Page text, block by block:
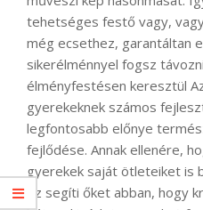
tehetséges festő vagy,
még ecsethez, garantáltan
sikerélménnyel fogsz
élményfestésen keresztül
gyerekeknek számos
legfontosabb előnye
fejlődése. Annak ellenére,
gyerekek saját ötleteiket is
Ez segíti őket abban, hogy